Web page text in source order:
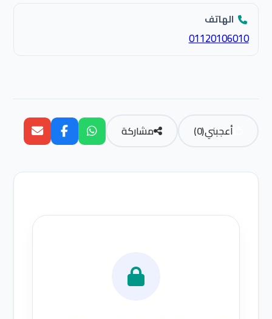
الهاتف
01120106010
أعجبني(
0
) مشاركة